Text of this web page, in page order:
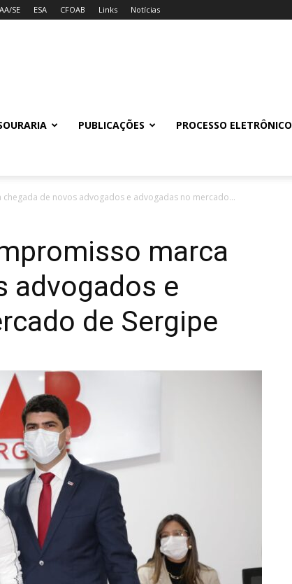
SE ESA CFOAB Links Notícias
PUBLICAÇÕES PROCESSO ELETRÔNICO
de novos advogados e advogadas no mercado...
marca
advogados e
de Sergipe